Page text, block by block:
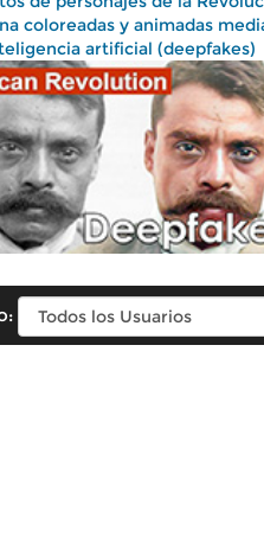
coloreadas y animadas
artificial (deepfakes)